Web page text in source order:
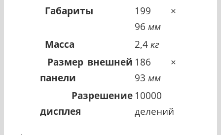
Габариты
199 ×
96 мм
Масса
2,4кг
Размер внешней
панели
186 ×
93 мм
Разрешение
дисплея
10000
делений